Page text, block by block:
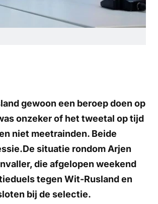
gewoon een beroep doen op
onzeker of het tweetal op tijd
niet meetrainden. Beide
situatie rondom Arjen
die afgelopen weekend
tegen Wit-Rusland en
bij de selectie.